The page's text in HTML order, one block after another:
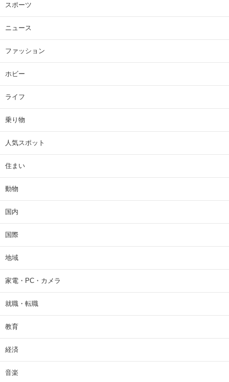
スポーツ
ニュース
ファッション
ホビー
ライフ
乗り物
人気スポット
住まい
動物
国内
国際
地域
家電・PC・カメラ
就職・転職
教育
経済
音楽